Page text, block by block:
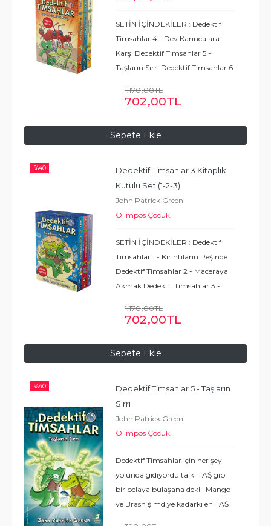
Sepete Ekle
SETİN İÇİNDEKİLER : Dedektif
Timsahlar 4 - Dev Karıncalara
Karşı Dedektif Timsahlar 5 -
Taşların Sırrı Dedektif Timsahlar 6
İÇİNDE NELER VAR? MACERA
CESARET NEDEN...Devamı
1.170,00TL
702,00TL
%40
Sepete Ekle
Dedektif Timsahlar 3 Kitaplık
Kutulu Set (1-2-3)
John Patrick Green
Olimpos Çocuk
SETİN İÇİNDEKİLER : Dedektif
Timsahlar 1 - Kırıntıların Peşinde
Dedektif Timsahlar 2 - Maceraya
Akmak Dedektif Timsahlar 3 -
NELER VAR? MACERA EĞLENCE
NEDEN OKUNMALI?...Devamı
1.170,00TL
702,00TL
%40
Dedektif Timsahlar 5 - Taşların
Sırrı
John Patrick Green
Olimpos Çocuk
Dedektif Timsahlar için her şey
yolunda gidiyordu ta ki TAŞ gibi
bir belaya bulaşana dek! Mango
ve Brash şimdiye kadarki en TAŞ